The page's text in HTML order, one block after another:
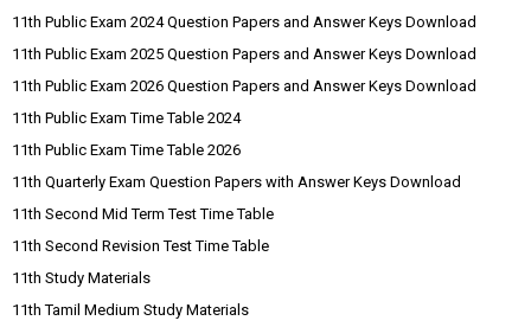
11th Public Exam 2024 Question Papers and Answer Keys Download
11th Public Exam 2025 Question Papers and Answer Keys Download
11th Public Exam 2026 Question Papers and Answer Keys Download
11th Public Exam Time Table 2024
11th Public Exam Time Table 2026
11th Quarterly Exam Question Papers with Answer Keys Download
11th Second Mid Term Test Time Table
11th Second Revision Test Time Table
11th Study Materials
11th Tamil Medium Study Materials